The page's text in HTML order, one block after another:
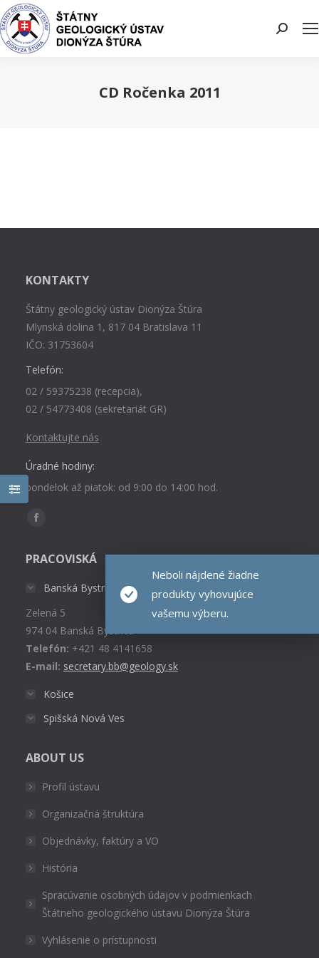
Search:
CD Ročenka 2011
Neboli nájdené žiadne
produkty vyhovujúce
vašemu výberu.
KONTAKTY
Štátny geologický ústav Dionýza Štúra
Mlynská dolina 1, 817 04 Bratislava 11
IČO: 31753604
Telefón:
02 / 59375238 (recepcia),
02 / 54773408 (sekretariát GR)
Kontaktujte nás
Úradné hodiny:
pondelok až piatok: od 9:00 do 14:00 hod.
Find us on:
Facebook
opens
window
PRACOVISKÁ
Banská Bystrica
Zelená 5
974 04 Banská Bystrica
Telefón: +421 48 4141658
E-mail: secretary.bb@geology.sk
Košice
Spišská Nová Ves
ABOUT US
Profil ústavu
Organizačná štruktúra
Objednávky, faktúry a VO
História
Spracúvanie osobných údajov v podmienkach
Štátneho geologického ústavu Dionýza Štúra
Vyhlásenie o prístupnosti